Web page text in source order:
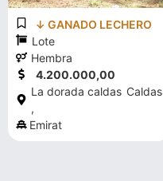
↓ GANADO LECHERO
Lote
Hembra
4.200.000,00
La dorada caldas
,
Caldas
Emirat